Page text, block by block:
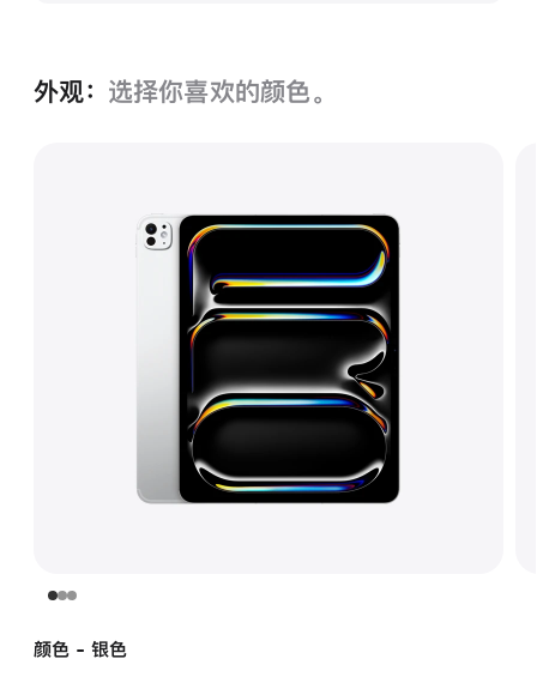
外观： 选择你喜欢的颜色。
颜色 - 银色